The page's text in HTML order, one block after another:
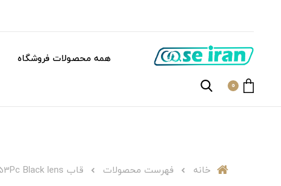
همه محصولات فروشگاه
0
خانه فهرست محصولات قاب C007253Pc Black lens